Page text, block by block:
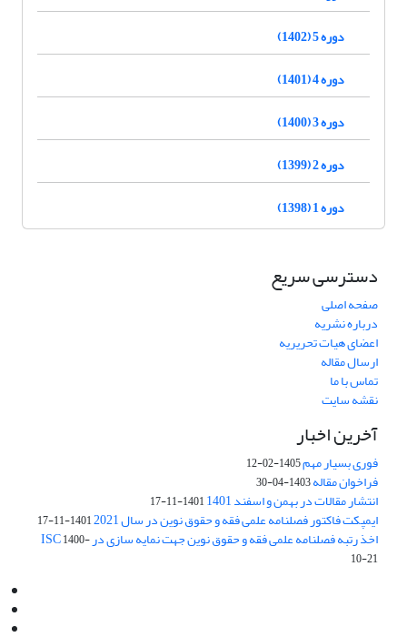
دوره 5 (1402)
دوره 4 (1401)
دوره 3 (1400)
دوره 2 (1399)
دوره 1 (1398)
دسترسی سریع
صفحه اصلی
درباره نشریه
اعضای هیات تحریریه
ارسال مقاله
تماس با ما
نقشه سایت
آخرین اخبار
فوری بسیار مهم1405-02-12
فراخوان مقاله1403-04-30
انتشار مقالات در بهمن و اسفند 1401 1401-11-17
ایمپکت فاکتور فصلنامه علمی فقه و حقوق نوین در سال 2021 1401-11-17
اخذ رتبه فصلنامه علمی فقه و حقوق نوین جهت نمایه سازی در ISC1400-
10-21